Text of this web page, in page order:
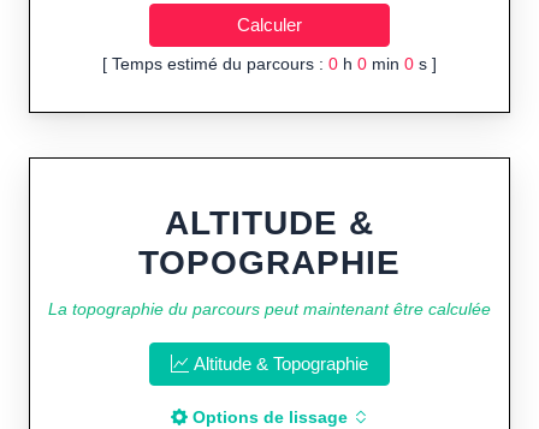
[ Temps estimé du parcours : 0 h 0 min 0 s ]
ALTITUDE &
TOPOGRAPHIE
La topographie du parcours peut maintenant être calculée
Altitude & Topographie
Options de lissage